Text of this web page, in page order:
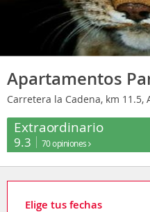
Apartamentos
Carretera la Cadena, km 11.5,
Extraordinario
9.3 70 opiniones
Elige tus fechas